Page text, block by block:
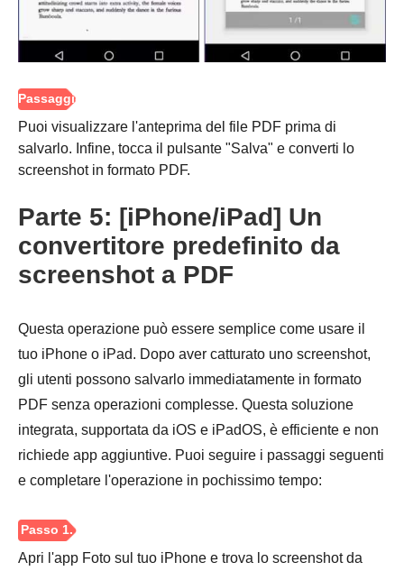
Passaggio
Passo 1.
Puoi visualizzare l'anteprima del file PDF prima di
salvarlo. Infine, tocca il pulsante "Salva" e converti lo
screenshot in formato PDF.
Parte 5: [iPhone/iPad] Un
convertitore predefinito da
screenshot a PDF
Questa operazione può essere semplice come usare il
tuo iPhone o iPad. Dopo aver catturato uno screenshot,
gli utenti possono salvarlo immediatamente in formato
PDF senza operazioni complesse. Questa soluzione
integrata, supportata da iOS e iPadOS, è efficiente e non
richiede app aggiuntive. Puoi seguire i passaggi seguenti
e completare l'operazione in pochissimo tempo:
Apri l'app Foto sul tuo iPhone e trova lo screenshot da